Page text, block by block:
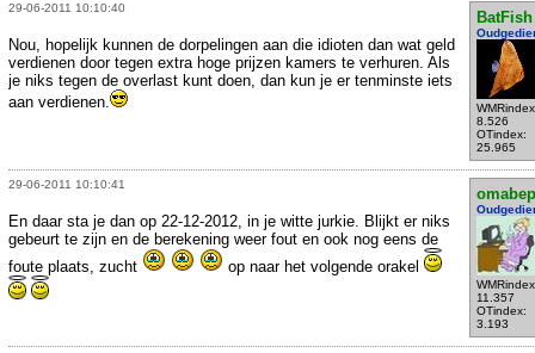
29-06-2011 10:10:40
BatFish
8.526
OTindex:
25.965
Nou, hopelijk kunnen de dorpelingen aan die idioten dan wat geld
verdienen door tegen extra hoge prijzen kamers te verhuren. Als
je niks tegen de overlast kunt doen, dan kun je er tenminste iets
aan verdienen.
29-06-2011 10:10:41
omabep
11.357
OTindex:
3.193
En daar sta je dan op 22-12-2012, in je witte jurkie. Blijkt er niks
gebeurt te zijn en de berekening weer fout en ook nog eens de
foute plaats, zucht
op naar het volgende orakel